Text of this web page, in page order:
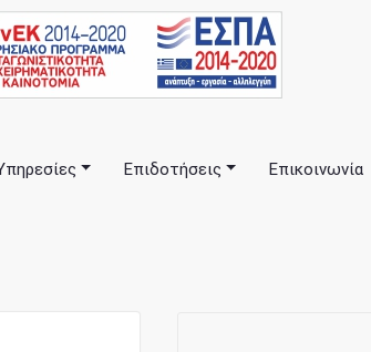
Επιδοτήσεις
Επιδοτήσεις Επικοινωνία